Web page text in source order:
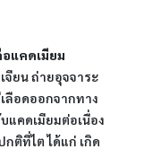
แคดเมียม
จียน ถ่ายอุจจาระ
ลือดออกจากทาง
แคดเมียมต่อเนื่อง
ติที่ไต ได้แก่ เกิด